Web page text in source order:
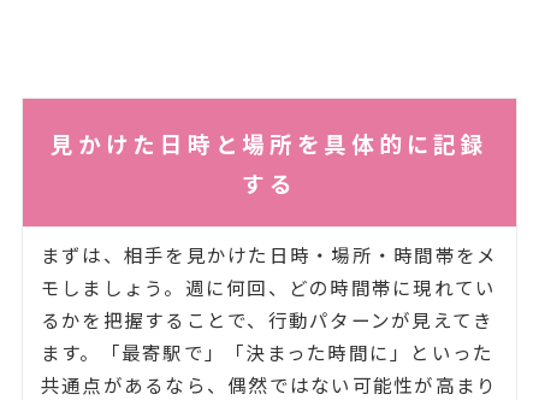
見かけた日時と場所を具体的に記録
する
まずは、相手を見かけた日時・場所・時間帯をメ
モしましょう。週に何回、どの時間帯に現れてい
るかを把握することで、行動パターンが見えてき
ます。「最寄駅で」「決まった時間に」といった
共通点があるなら、偶然ではない可能性が高まり